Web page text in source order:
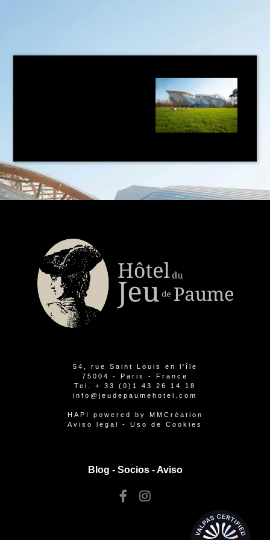
54, rue Saint Louis en l'île
75004 - Paris - France
Tel. + 33 (0)1 43 26 14 18
info@jeudepaumehotel.com
HAPI powered by MMCréation
Aviso legal
- Uso de Cookies
Blog - Socios-Aviso